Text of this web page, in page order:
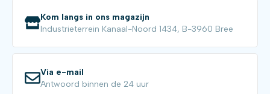
Kom langs in ons magazijn
Industrieterrein Kanaal-Noord 1434, B-3960 Bree
Via e-mail
Antwoord binnen de 24 uur